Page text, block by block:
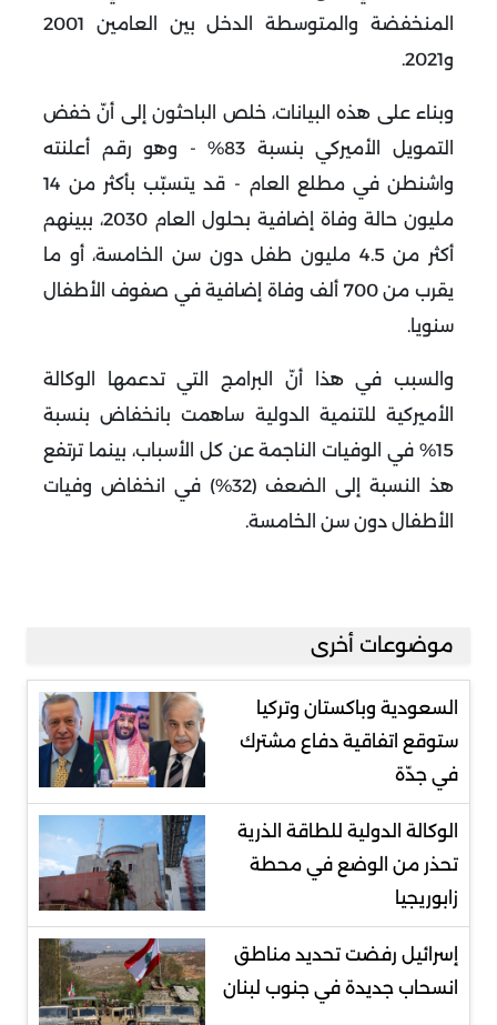
المنخفضة والمتوسطة الدخل بين العامين 2001
و2021
.
وبناء على هذه البيانات، خلص الباحثون إلى أنّ خفض
التمويل الأميركي بنسبة 83% - وهو رقم أعلنته
واشنطن في مطلع العام - قد يتسبّب بأكثر من 14
مليون حالة وفاة إضافية بحلول العام 2030، ببينهم
أكثر من 4.5 مليون طفل دون سن الخامسة، أو ما
يقرب من 700 ألف وفاة إضافية في صفوف الأطفال
سنويا.
والسبب في هذا أنّ البرامج التي تدعمها الوكالة
الأميركية للتنمية الدولية ساهمت بانخفاض بنسبة
15% في الوفيات الناجمة عن كل الأسباب، بينما ترتفع
هذ النسبة إلى الضعف (32%) في انخفاض وفيات
الأطفال دون سن الخامسة.
موضوعات أخرى
السعودية وباكستان وتركيا
ستوقع اتفاقية دفاع مشترك
في جدّة
الوكالة الدولية للطاقة الذرية
تحذر من الوضع في محطة
زابوريجيا
إسرائيل رفضت تحديد مناطق
انسحاب جديدة في جنوب لبنان